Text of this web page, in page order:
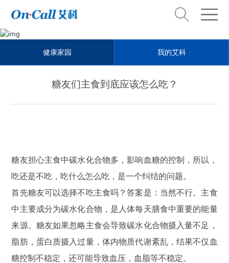
Health steward
健康管家
健康家园 我的艾科
糖友们主食到底应该怎么吃？
糖友担心主食中碳水化合物多，影响血糖的控制，所以，
吃还是不吃，吃什么怎么吃，是一个纠结的问题。
首先糖友可以选择不吃主食吗？答案是：当然不行。主食
中主要成分为碳水化合物，是人体每天膳食中重要的能量
来源。糖友如果忽略主食会导致碳水化合物摄入量不足，
脂肪，蛋白质摄入过量，体内物质代谢紊乱，结果不仅血
糖控制不稳定，还可能导致血压，血脂等不稳定。